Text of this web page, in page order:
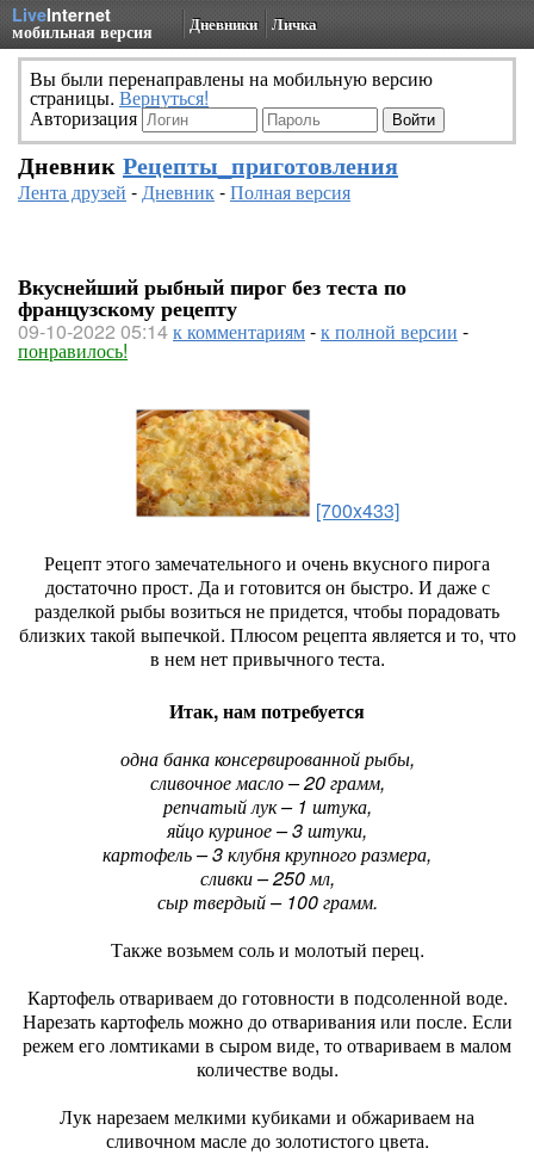
LiveInternet
мобильная версия Дневники Личка
Вы были перенаправлены на мобильную версию
страницы. Вернуться!
Авторизация
Дневник Рецепты_приготовления
Лента друзей -Дневник-Полная версия
Вкуснейший рыбный пирог без теста по
французскому рецепту
09-10-2022 05:14к комментариям-к полной версии -
понравилось!
[700x433]
Рецепт этого замечательного и очень вкусного пирога
достаточно прост. Да и готовится он быстро. И даже с
разделкой рыбы возиться не придется, чтобы порадовать
близких такой выпечкой. Плюсом рецепта является и то, что
в нем нет привычного теста.
Итак, нам потребуется
одна банка консервированной рыбы,
сливочное масло – 20 грамм,
репчатый лук – 1 штука,
яйцо куриное – 3 штуки,
картофель – 3 клубня крупного размера,
сливки – 250 мл,
сыр твердый – 100 грамм.
Также возьмем соль и молотый перец.
Картофель отвариваем до готовности в подсоленной воде.
Нарезать картофель можно до отваривания или после. Если
режем его ломтиками в сыром виде, то отвариваем в малом
количестве воды.
Лук нарезаем мелкими кубиками и обжариваем на
сливочном масле до золотистого цвета.